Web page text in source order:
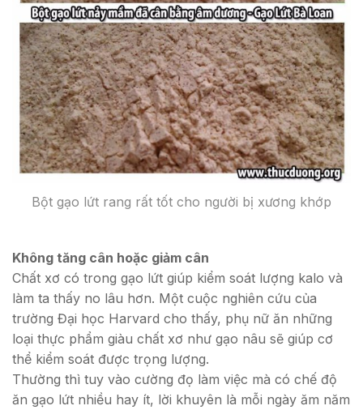
Bột gạo lứt rang rất tốt cho người bị xương khớp
Không tăng cân hoặc giảm cân
Chất xơ có trong gạo lứt giúp kiểm soát lượng kalo và
làm ta thấy no lâu hơn. Một cuộc nghiên cứu của
trường Đại học Harvard cho thấy, phụ nữ ăn những
loại thực phẩm giàu chất xơ như gạo nâu sẽ giúp cơ
thể kiểm soát được trọng lượng.
Thường thì tuy vào cường đọ làm việc mà có chế độ
ăn gạo lứt nhiều hay ít, lời khuyên là mỗi ngày ăm năm